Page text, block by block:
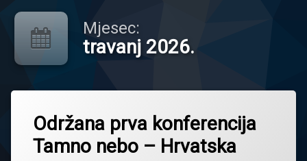
Mjesec:
travanj 2026.
Održana prva konferencija
Tamno nebo – Hrvatska
komentar
on
Održana
prva